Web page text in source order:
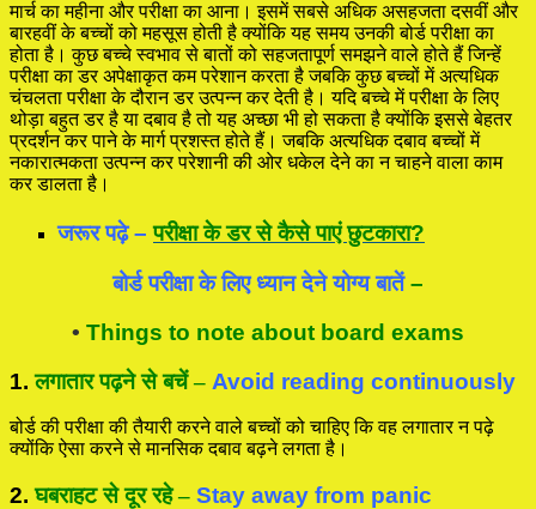
मार्च का महीना और परीक्षा का आना। इसमें सबसे अधिक असहजता दसवीं और
बारहवीं के बच्चों को महसूस होती है क्योंकि यह समय उनकी बोर्ड परीक्षा का
होता है। कुछ बच्चे स्वभाव से बातों को सहजतापूर्ण समझने वाले होते हैं जिन्हें
परीक्षा का डर अपेक्षाकृत कम परेशान करता है जबकि कुछ बच्चों में अत्यधिक
चंचलता परीक्षा के दौरान डर उत्पन्न कर देती है। यदि बच्चे में परीक्षा के लिए
थोड़ा बहुत डर है या दबाव है तो यह अच्छा भी हो सकता है क्योंकि इससे बेहतर
प्रदर्शन कर पाने के मार्ग प्रशस्त होते हैं। जबकि अत्यधिक दबाव बच्चों में
नकारात्मकता उत्पन्न कर परेशानी की ओर धकेल देने का न चाहने वाला काम
कर डालता है।
जरूर पढ़े – परीक्षा के डर से कैसे पाएं छुटकारा?
बोर्ड परीक्षा के लिए ध्यान देने योग्य बातें–
• Things to note about board exams
1.लगातार पढ़ने से बचें– Avoid reading continuously
बोर्ड की परीक्षा की तैयारी करने वाले बच्चों को चाहिए कि वह लगातार न पढ़े
क्योंकि ऐसा करने से मानसिक दबाव बढ़ने लगता है।
2.घबराहट से दूर रहे– Stay away from panic